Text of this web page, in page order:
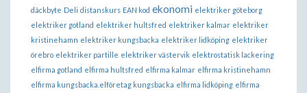
däckbyte Deli distanskurs EAN kod ekonomi elektriker göteborg
elektriker gotland elektriker hultsfred elektriker kalmar elektriker
kristinehamn elektriker kungsbacka elektriker lidköping elektriker
örebro elektriker partille elektriker västervik elektrostatisk lackering
elfirma gotland elfirma hultsfred elfirma kalmar elfirma kristinehamn
elfirma kungsbacka.elföretag kungsbacka elfirma lidköping elfirma